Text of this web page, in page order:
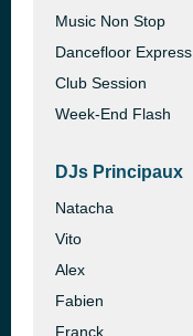
Music Non Stop
Dancefloor Express
Club Session
Week-End Flash
DJs Principaux
Natacha
Vito
Alex
Fabien
Franck